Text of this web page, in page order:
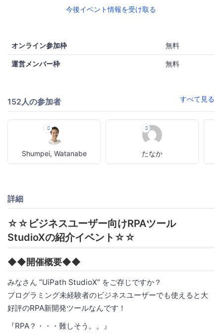
今後イベント情報を受け取る
オンライン参加枠 無料
運営メンバー枠 無料
152人の参加者 すべて見る
Shumpei, Watanabe たなか
詳細
☆☆ビジネスユーザー向けRPAツール
StudioXの紹介イベント☆☆
◆◆開催概要◆◆
みなさん ”UiPath StudioX” をご存じですか？
プログラミング未経験者のビジネスユーザーでも使えると大
好評のRPA新開発ツールなんです！
『RPA？・・・難しそう。。』